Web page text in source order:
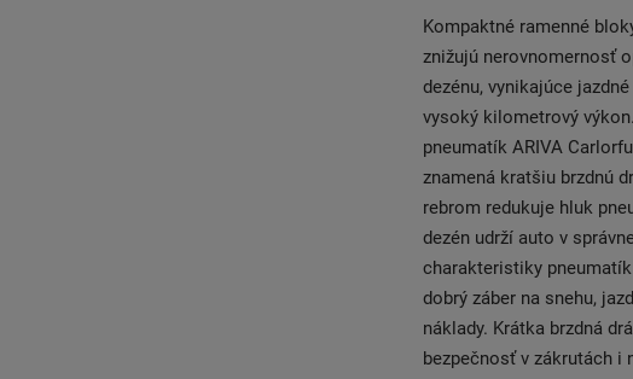
Kompaktné ramenné
znižujú nerovnomernosť
dezénu, vynikajúce
vysoký kilometrový
pneumatík ARIVA
znamená kratšiu brzdnú
rebrom redukuje hluk
dezén udrží auto v
charakteristiky
dobrý záber na snehu,
náklady. Krátka brzdná
bezpečnosť v zákrutách i